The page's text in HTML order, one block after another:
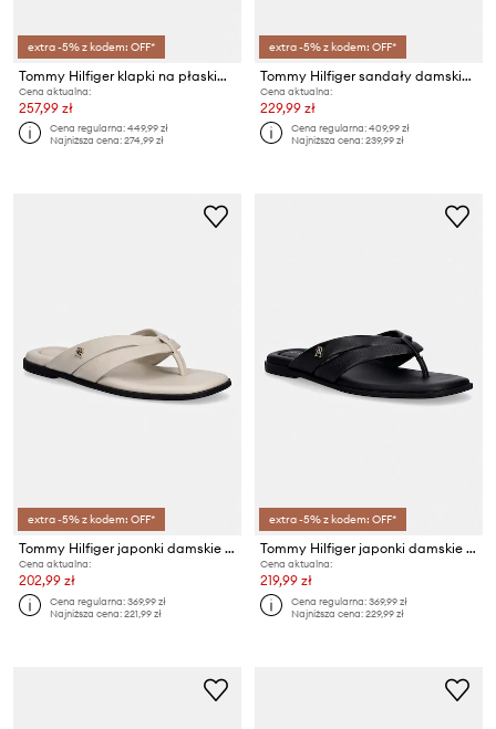
extra -5% z kodem: OFF*
Tommy Hilfiger klapki na płaskim obcasie damskie skórzane TH LOGO STRAP MULE
Cena aktualna:
257,99 zł
Cena regularna:449,99 zł
Najniższa cena:274,99 zł
extra -5% z kodem: OFF*
Tommy Hilfiger sandały damskie skórzane FLAT SANDAL STITCHING
Cena aktualna:
229,99 zł
Cena regularna:409,99 zł
Najniższa cena:239,99 zł
extra -5% z kodem: OFF*
Tommy Hilfiger japonki damskie skórzane ELEVATED TOE POST LTH SANDAL
Cena aktualna:
202,99 zł
Cena regularna:369,99 zł
Najniższa cena:221,99 zł
extra -5% z kodem: OFF*
Tommy Hilfiger japonki damskie skórzane ELEVATED TOE POST LTH SANDAL
Cena aktualna:
219,99 zł
Cena regularna:369,99 zł
Najniższa cena:229,99 zł